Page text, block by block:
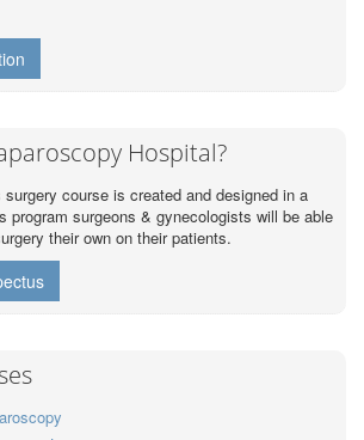
Hospital?
course is created and designed in a
program surgeons & gynecologists will be able
their own on their patients.